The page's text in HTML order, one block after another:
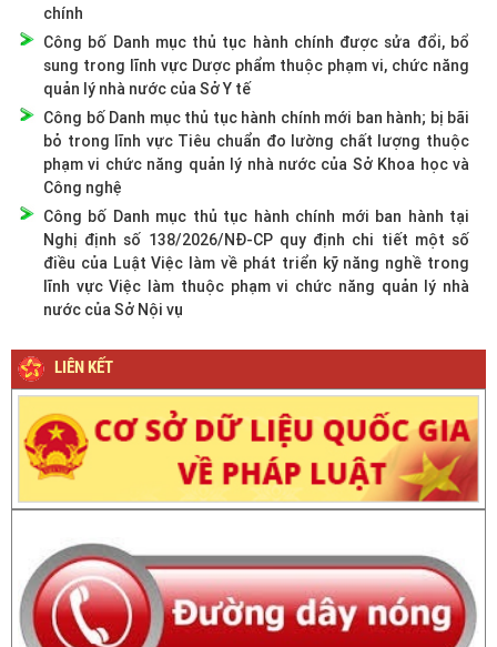
chính
Công bố Danh mục thủ tục hành chính được sửa đổi, bổ
sung trong lĩnh vực Dược phẩm thuộc phạm vi, chức năng
quản lý nhà nước của Sở Y tế
Công bố Danh mục thủ tục hành chính mới ban hành; bị bãi
bỏ trong lĩnh vực Tiêu chuẩn đo lường chất lượng thuộc
phạm vi chức năng quản lý nhà nước của Sở Khoa học và
Công nghệ
Công bố Danh mục thủ tục hành chính mới ban hành tại
Nghị định số 138/2026/NĐ-CP quy định chi tiết một số
điều của Luật Việc làm về phát triển kỹ năng nghề trong
lĩnh vực Việc làm thuộc phạm vi chức năng quản lý nhà
nước của Sở Nội vụ
LIÊN KẾT